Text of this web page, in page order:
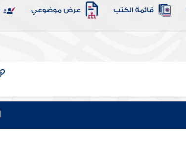
قائمة الكتب عرض موضوعي